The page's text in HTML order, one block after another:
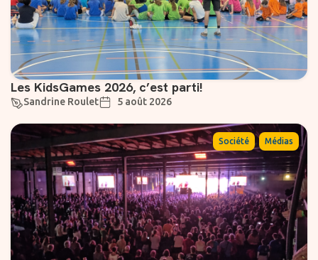
Les KidsGames 2026, c’est parti!
Sandrine Roulet 5 août 2026
Société , Médias